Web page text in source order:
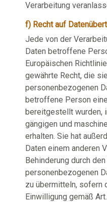
Verarbeitung
f) Recht auf
Jede von der
Daten betroffene
Europäischen
gewährte Recht, die
personenbezogenen
betroffene Person
bereitgestellt wurden,
gängigen und
erhalten. Sie hat
Daten einem anderen
Behinderung durch
personenbezogenen
zu übermitteln, sofern
Einwilligung gemäß